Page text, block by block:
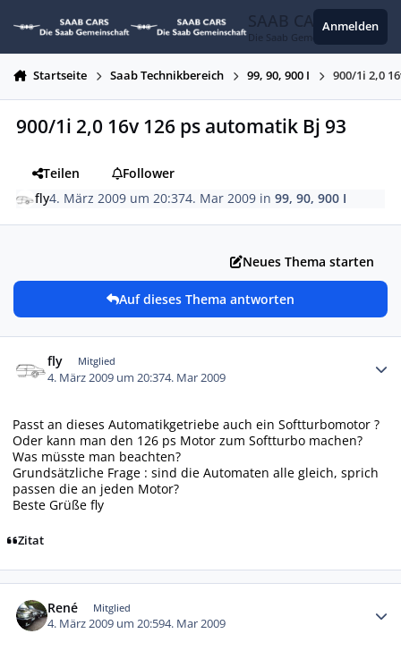
SAAB CARS
Die Saab Gemeinschaft
Anmelden
Startseite Saab Technikbereich 99, 90, 900 I 900/1i 2,0
900/1i 2,0 16v 126 ps automatik Bj 93
Teilen
Follower
fly4. März 2009 um 20:374. Mar 2009 in99, 90, 900 I
Neues Thema starten
Auf dieses Thema antworten
fly Mitglied
4. März 2009 um 20:374. Mar 2009
Passt an dieses Automatikgetriebe auch ein Softturbomotor ?
Oder kann man den 126 ps Motor zum Softturbo machen?
Was müsste man beachten?
Grundsätzliche Frage : sind die Automaten alle gleich, sprich
passen die an jeden Motor?
Beste Grüße fly
Zitat
René Mitglied
4. März 2009 um 20:594. Mar 2009